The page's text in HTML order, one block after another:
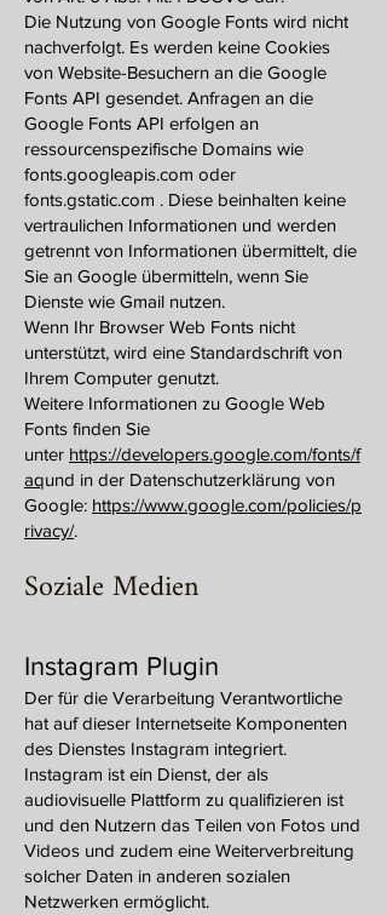
Die Nutzung von Google Fonts wird nicht
nachverfolgt. Es werden keine Cookies
von Website-Besuchern an die Google
Fonts API gesendet. Anfragen an die
Google Fonts API erfolgen an
ressourcenspezifische Domains wie
fonts.googleapis.com oder
fonts.gstatic.com . Diese beinhalten keine
vertraulichen Informationen und werden
getrennt von Informationen übermittelt, die
Sie an Google übermitteln, wenn Sie
Dienste wie Gmail nutzen.
Wenn Ihr Browser Web Fonts nicht
unterstützt, wird eine Standardschrift von
Ihrem Computer genutzt.
Weitere Informationen zu Google Web
Fonts finden Sie
unter https://developers.google.com/fonts/f
aqund in der Datenschutzerklärung von
Google: https://www.google.com/policies/p
rivacy/.
Soziale Medien
Instagram Plugin
Der für die Verarbeitung Verantwortliche
hat auf dieser Internetseite Komponenten
des Dienstes Instagram integriert.
Instagram ist ein Dienst, der als
audiovisuelle Plattform zu qualifizieren ist
und den Nutzern das Teilen von Fotos und
Videos und zudem eine Weiterverbreitung
solcher Daten in anderen sozialen
Netzwerken ermöglicht.